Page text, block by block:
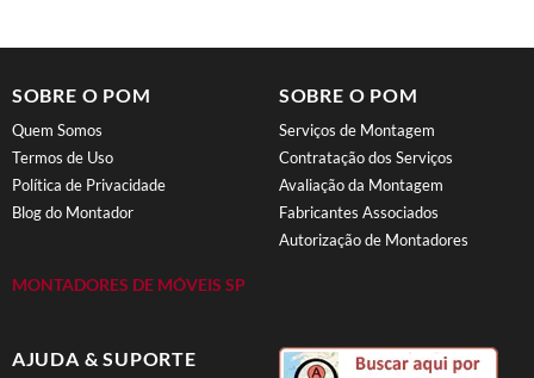
SOBRE O POM
Quem Somos
Termos de Uso
Política de Privacidade
Blog do Montador
MONTADORES DE MÓVEIS SP
SOBRE O POM
Serviços de Montagem
Contratação dos Serviços
Avaliação da Montagem
Fabricantes Associados
Autorização de Montadores
AJUDA & SUPORTE